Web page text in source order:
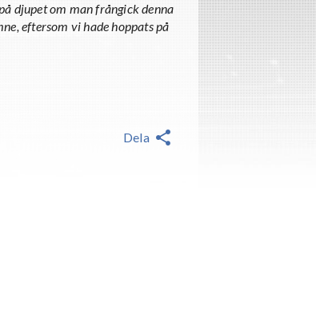
djupet om man frångick denna
eftersom vi hade hoppats på
Dela